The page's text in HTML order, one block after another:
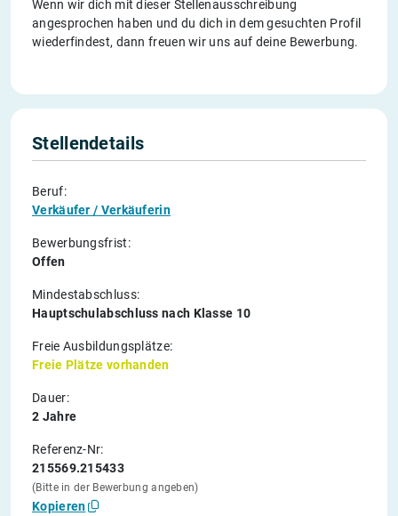
Wenn wir dich mit dieser Stellenausschreibung
angesprochen haben und du dich in dem gesuchten Profil
wiederfindest, dann freuen wir uns auf deine Bewerbung.
Stellendetails
Beruf:
Verkäufer / Verkäuferin
Bewerbungsfrist:
Offen
Mindestabschluss:
Hauptschulabschluss nach Klasse 10
Freie Ausbildungsplätze:
Freie Plätze vorhanden
Dauer:
2 Jahre
Referenz-Nr:
215569.215433
(Bitte in der Bewerbung angeben)
Kopieren